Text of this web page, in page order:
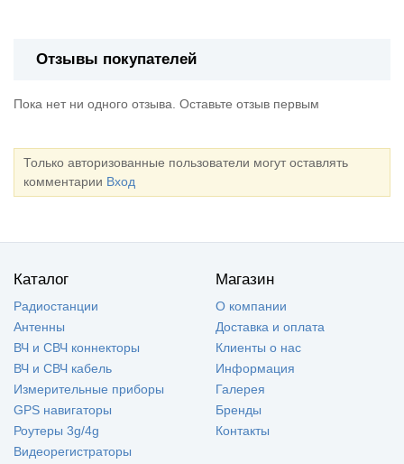
Отзывы покупателей
Пока нет ни одного отзыва. Оставьте отзыв первым
Только авторизованные пользователи могут оставлять
комментарии Вход
Каталог
Радиостанции
Антенны
ВЧ и СВЧ коннекторы
ВЧ и СВЧ кабель
Измерительные приборы
GPS навигаторы
Роутеры 3g/4g
Видеорегистраторы
Магазин
О компании
Доставка и оплата
Клиенты о нас
Информация
Галерея
Бренды
Контакты